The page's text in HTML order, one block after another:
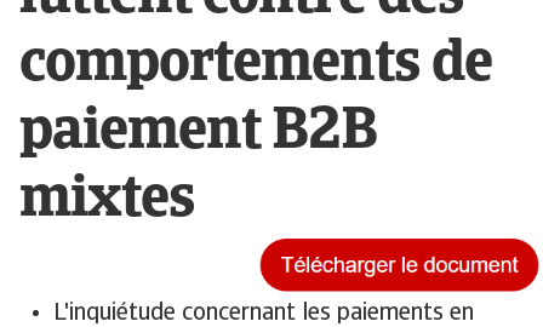
comportements de
paiement B2B
mixtes
L'inquiétude concernant les paiements en